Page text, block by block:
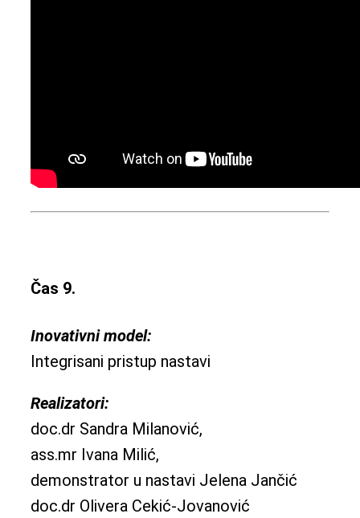
Čas 9.
Inovativni model:
Integrisani pristup nastavi
Realizatori:
doc.dr Sandra Milanović,
ass.mr Ivana Milić,
demonstrator u nastavi Jelena Jančić
doc.dr Olivera Cekić-Jovanović